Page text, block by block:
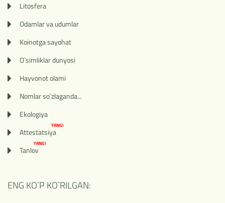
Litosfera
Odamlar va udumlar
Koinotga sayohat
O`simliklar dunyosi
Hayvonot olami
Nomlar so`zlaganda...
Ekologiya
Attestatsiya
YANGI
Tanlov
YANGI
ENG KO`P KO`RILGAN: